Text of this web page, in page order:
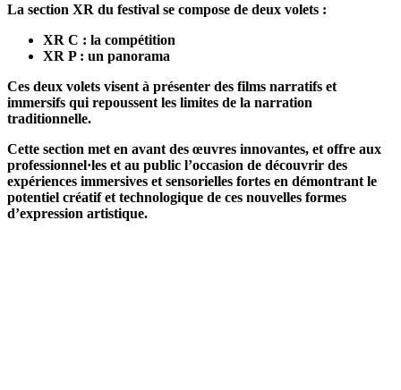
La section XR du festival se compose de deux volets :
XR C : la compétition
XR P : un panorama
Ces deux volets visent à présenter des films narratifs et
immersifs qui repoussent les limites de la narration
traditionnelle.
Cette section met en avant des œuvres innovantes, et offre aux
professionnel·les et au public l’occasion de découvrir des
expériences immersives et sensorielles fortes en démontrant le
potentiel créatif et technologique de ces nouvelles formes
d’expression artistique.